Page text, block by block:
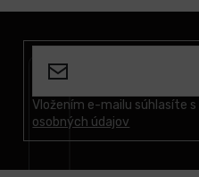
Vložením e-mailu súhlasíte s
osobných údajov